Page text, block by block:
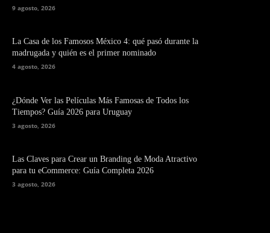
9 agosto, 2026
La Casa de los Famosos México 4: qué pasó durante la
madrugada y quién es el primer nominado
4 agosto, 2026
¿Dónde Ver las Películas Más Famosas de Todos los
Tiempos? Guía 2026 para Uruguay
3 agosto, 2026
Las Claves para Crear un Branding de Moda Atractivo
para tu eCommerce: Guía Completa 2026
3 agosto, 2026